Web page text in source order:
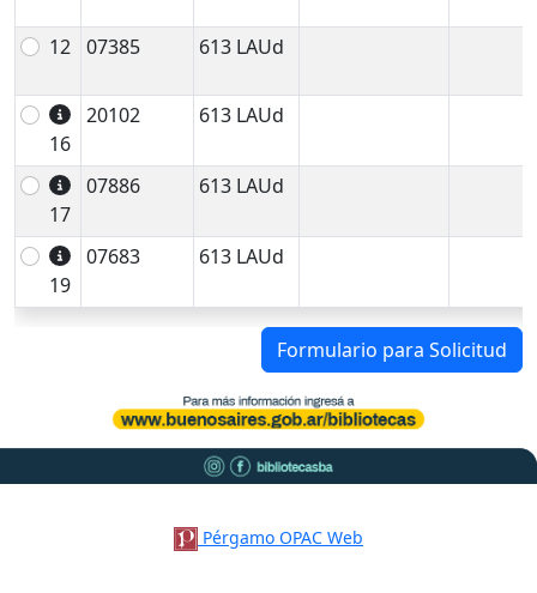
12 07385 613 LAUd
16
20102 613 LAUd
17
07886 613 LAUd
19
07683 613 LAUd
Formulario para Solicitud
Pérgamo OPAC Web